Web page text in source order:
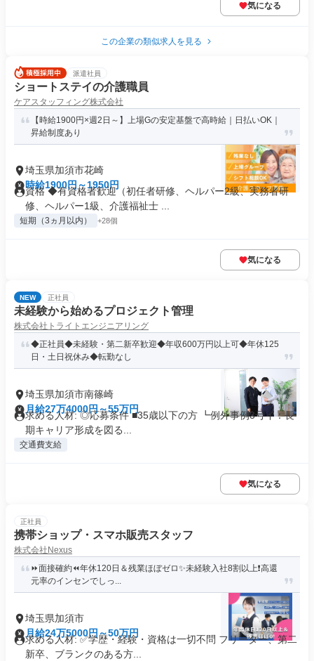
気になる
この企業の類似求人を見る
派遣社員
ショートステイの介護職員
ケアスタッフィング株式会社
【時給1900円×週2日～】上場Gの安定基盤で高時給｜日払いOK｜
昇給制度あり
埼玉県加須市花崎
時給1900円～1950円
資格 ◆有資格者歓迎（初任者研修、ヘルパー2級、実務者研
修、ヘルパー1級、介護福祉士 ...
短期（3ヵ月以内） +28個
気になる
NEW 正社員
未経験から始めるプロジェクト管理
株式会社トライトエンジニアリング
◆正社員◆未経験・第二新卒歓迎◆年収600万円以上可◆年休125
日・土日祝休み◆転勤なし
埼玉県加須市南篠崎
月給27万4000円～55万円
求める人材: ◎応募条件 ■35歳以下の方 ┗例外事例3号イ：長
期キャリア形成を図る...
交通費支給
気になる
正社員
携帯ショップ・スマホ販売スタッフ
株式会社Nexus
⏩️面接確約⏪年休120日＆残業ほぼゼロ✨️未経験入社8割以上❗️高還
元率のインセンでしっ...
埼玉県加須市
月給24万5000円～50万円
求める人材: ✅️学歴・経験・資格は一切不問 フリーター、第二
新卒、ブランクのある方...